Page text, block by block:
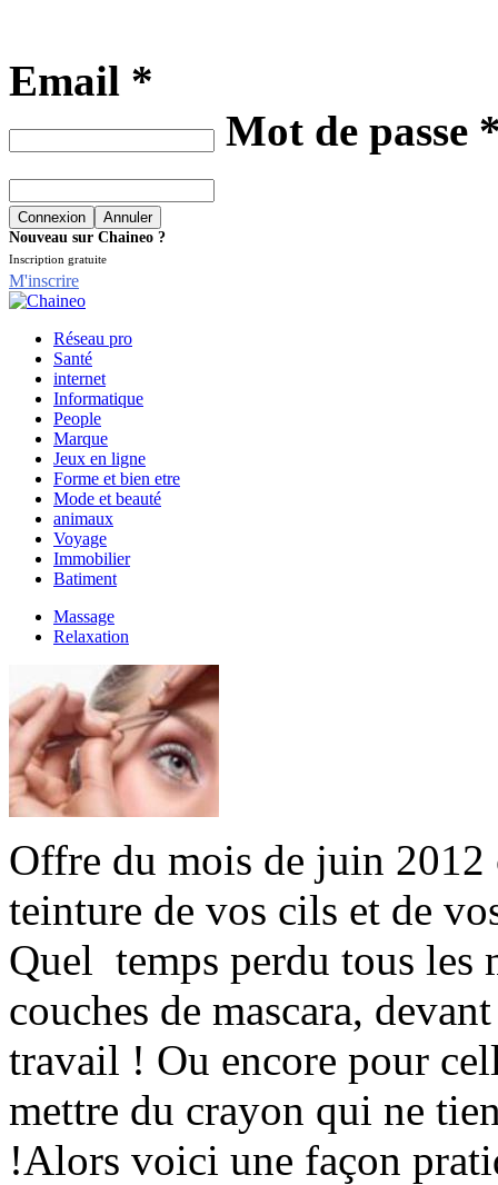
Email *
Mot de passe
Nouveau sur Chaineo ?
Inscription gratuite
M'inscrire
Réseau pro
Santé
internet
Informatique
People
Marque
Jeux en ligne
Forme et bien etre
Mode et beauté
animaux
Voyage
Immobilier
Batiment
Massage
Relaxation
Offre du mois de juin
teinture de vos cils et de
Quel temps perdu tous les
couches de mascara,
travail ! Ou encore pour
mettre du crayon qui ne
!Alors voici une façon